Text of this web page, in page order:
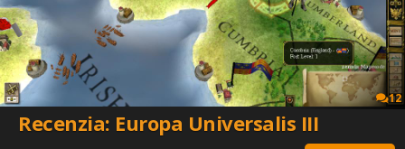
12
Recenzia: Europa Universalis III